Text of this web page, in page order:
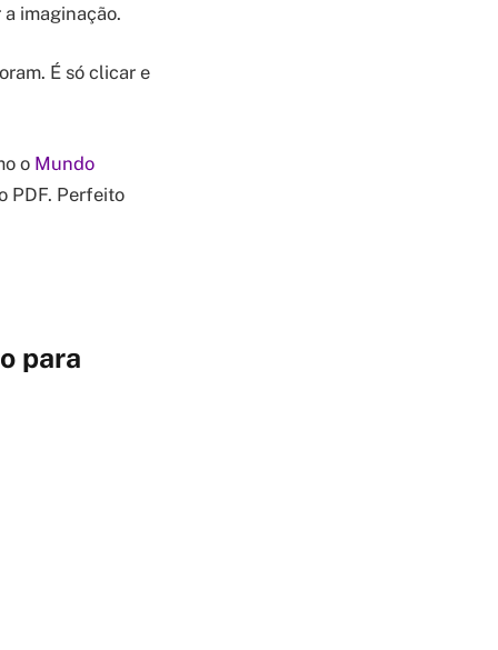
imaginação.
É só clicar e
o Mundo
PDF. Perfeito
para